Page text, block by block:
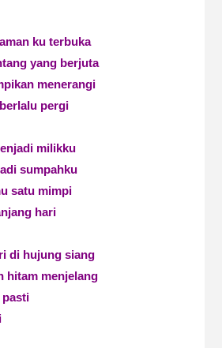
ku terbuka
yang berjuta
menerangi
pergi
milikku
sumpahku
satu mimpi
hari
di hujung siang
hitam menjelang
pasti